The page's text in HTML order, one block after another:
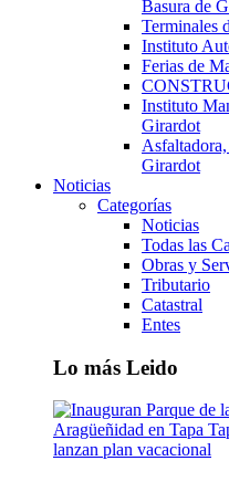
Basura de
Terminales
Instituto
Ferias de
Instituto
Girardot
Girardot
Noticias
Categorías
Noticias
Todas las
Obras y
Tributario
Catastral
Entes
Lo más Leido